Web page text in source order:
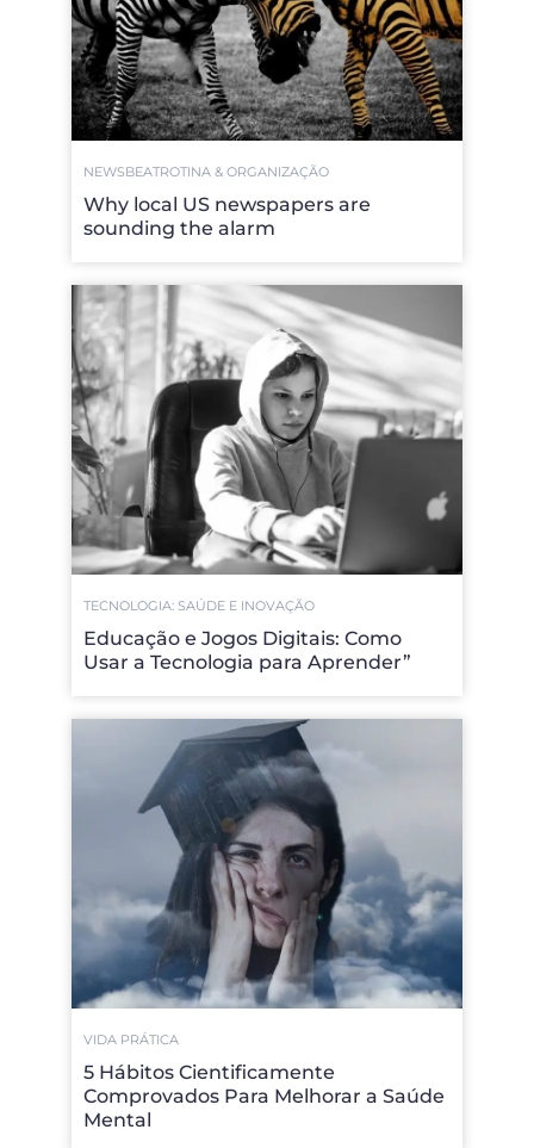
NEWSBEATROTINA & ORGANIZAÇÃO
Why local US newspapers are
sounding the alarm
TECNOLOGIA: SAÚDE E INOVAÇÃO
Educação e Jogos Digitais: Como
Usar a Tecnologia para Aprender”
VIDA PRÁTICA
5 Hábitos Cientificamente
Comprovados Para Melhorar a Saúde
Mental